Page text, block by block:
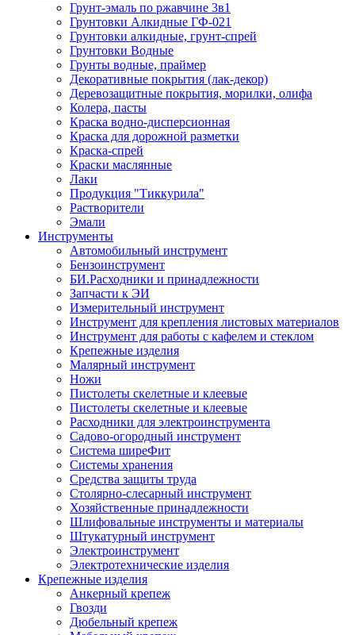
Грунт-эмаль по ржавчине 3в1
Грунтовки Алкидные ГФ-021
Грунтовки алкидные, грунт-спрей
Грунтовки Водные
Грунты водные, праймер
Декоративные покрытия (лак-декор)
Деревозащитные покрытия, морилки, олифа
Колера, пасты
Краска водно-дисперсионная
Краска для дорожной разметки
Краска-спрей
Краски маслянные
Лаки
Продукция "Тиккурила"
Растворители
Эмали
Инструменты
Автомобильный инструмент
Бензоинструмент
БИ.Расходники и принадлежности
Запчасти к ЭИ
Измерительный инструмент
Инструмент для крепления листовых материалов
Инструмент для работы с кафелем и стеклом
Крепежные изделия
Малярный инструмент
Ножи
Пистолеты скелетные и клеевые
Пистолеты скелетные и клеевые
Расходники для электроинструмента
Садово-огородный инструмент
Система ширеФит
Системы хранения
Средства защиты труда
Столярно-слесарный инструмент
Хозяйственные принадлежности
Шлифовальные инструменты и материалы
Штукатурный инструмент
Электроинструмент
Электротехнические изделия
Крепежные изделия
Анкерный крепеж
Гвозди
Дюбельный крепеж